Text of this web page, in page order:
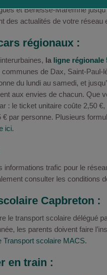
et Bénesse-Maremne
des actualités de votre réseau
régionaux :
la ligne régionale
de Dax, Saint-
du lundi au samedi, et
aux envies de chacun.
: le ticket unitaire coûte 2,50
€ par personne. Plusieurs
ici.
informations trafic pour le
consulter les conditions
Capbreton :
le transport scolaire délégué
les parents doivent faire
Transport scolaire MACS.
en train :